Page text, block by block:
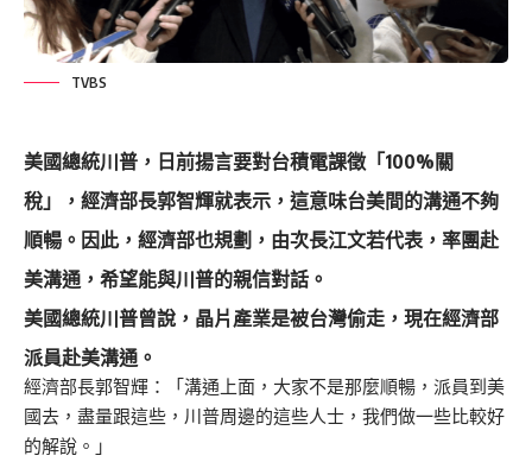
TVBS
美國總統川普 ，日前揚言要對台積電課徵「100%關
稅」，經濟部長郭智輝就表示，這意味台美間的溝通不夠
順暢。因此，經濟部也規劃，由次長江文若代表，率團赴
美溝通，希望能與川普的親信對話。
美國總統川普曾說，晶片產業是被台灣偷走，現在經濟部
派員赴美溝通。
經濟部長郭智輝：「溝通上面，大家不是那麼順暢，派員到美
國去，盡量跟這些，川普周邊的這些人士，我們做一些比較好
的解說。」